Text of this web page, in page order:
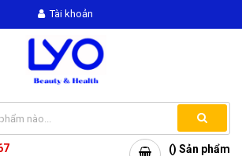
Tài khoản
() Sản phẩm